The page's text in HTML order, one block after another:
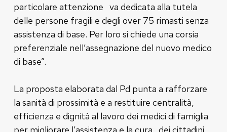
particolare attenzione va dedicata alla tutela
delle persone fragili e degli over 75 rimasti senza
assistenza di base. Per loro si chiede una corsia
preferenziale nell’assegnazione del nuovo medico
di base”.
La proposta elaborata dal Pd punta a rafforzare
la sanità di prossimità e a restituire centralità,
efficienza e dignità al lavoro dei medici di famiglia
per migliorare l’assistenza e la cura dei cittadini